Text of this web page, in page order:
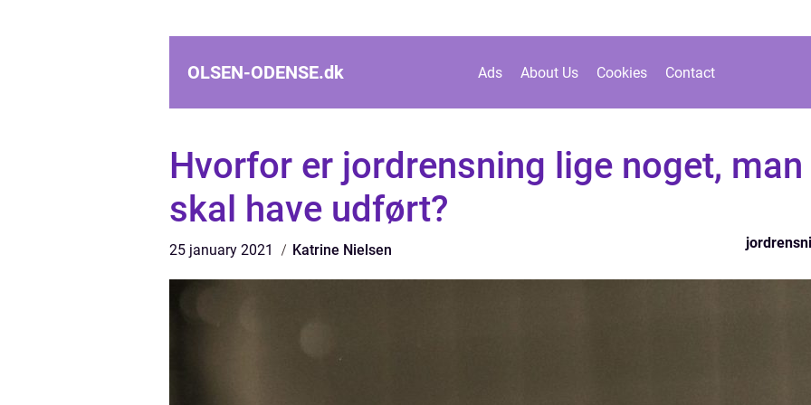
OLSEN-ODENSE.dk Ads About Us Cookies Contact
Hvorfor er jordrensning lige noget, man
skal have udført?
25 january 2021 Katrine Nielsen